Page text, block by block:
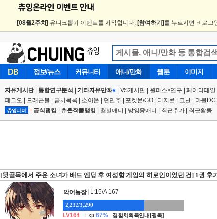
[08월2주차] 유니크뽑기 이벤트를 시작합니다. [참여하기] 를 누르시면 비로그
DB 정보/뉴스 커뮤니티 애니/만화 웹툰 이미지
자유게시판| 통합연구분석 기타자유만화R| VS게시판 원피스>연구
페어리테
페그오
드래곤볼 금서목록 소아온 던만추 포켓몬/GO 디지몬 코난 마블DC
츄잉디비 공식랭킹 츄온작품랭킹 월별애니 방영중애니 최근추가 최근활동
[뒷골목에서 주운 소녀가 배드 엔딩 후 여성향 게임의 히로인이었던 건] 1권 후
악어농장 L:15/A:167
2,232/3,290
LV164 Exp.67% 경험치획득안내[필독]